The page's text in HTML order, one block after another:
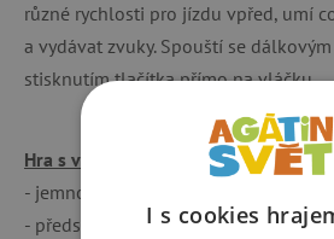
různé rychlosti pro jízdu vpřed, umí
a vydávat zvuky. Spouští se
stisknutím tlačítka přímo na vláčku.
Hra s vláčky rozvíjí:
- jemnou motoriku
- představivost I s cookies